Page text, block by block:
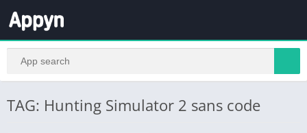
TAG: Hunting Simulator 2 sans code